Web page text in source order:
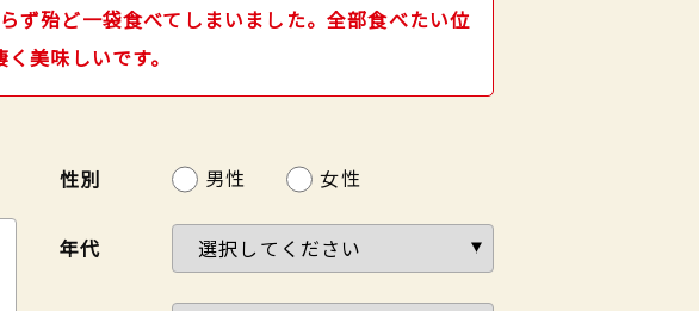
ず殆ど一袋食べてしまいました。全部食べたい位
美味しいです。
性別 男性 女性
年代